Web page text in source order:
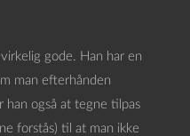
gode. Han har en
man efterhånden
også at tegne tilpas
forstås) til at man ikke